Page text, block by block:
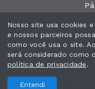
Nosso site usa cookies
e nossos parceiros
como você usa o site.
será considerado como
política de privacidade.
Entendi